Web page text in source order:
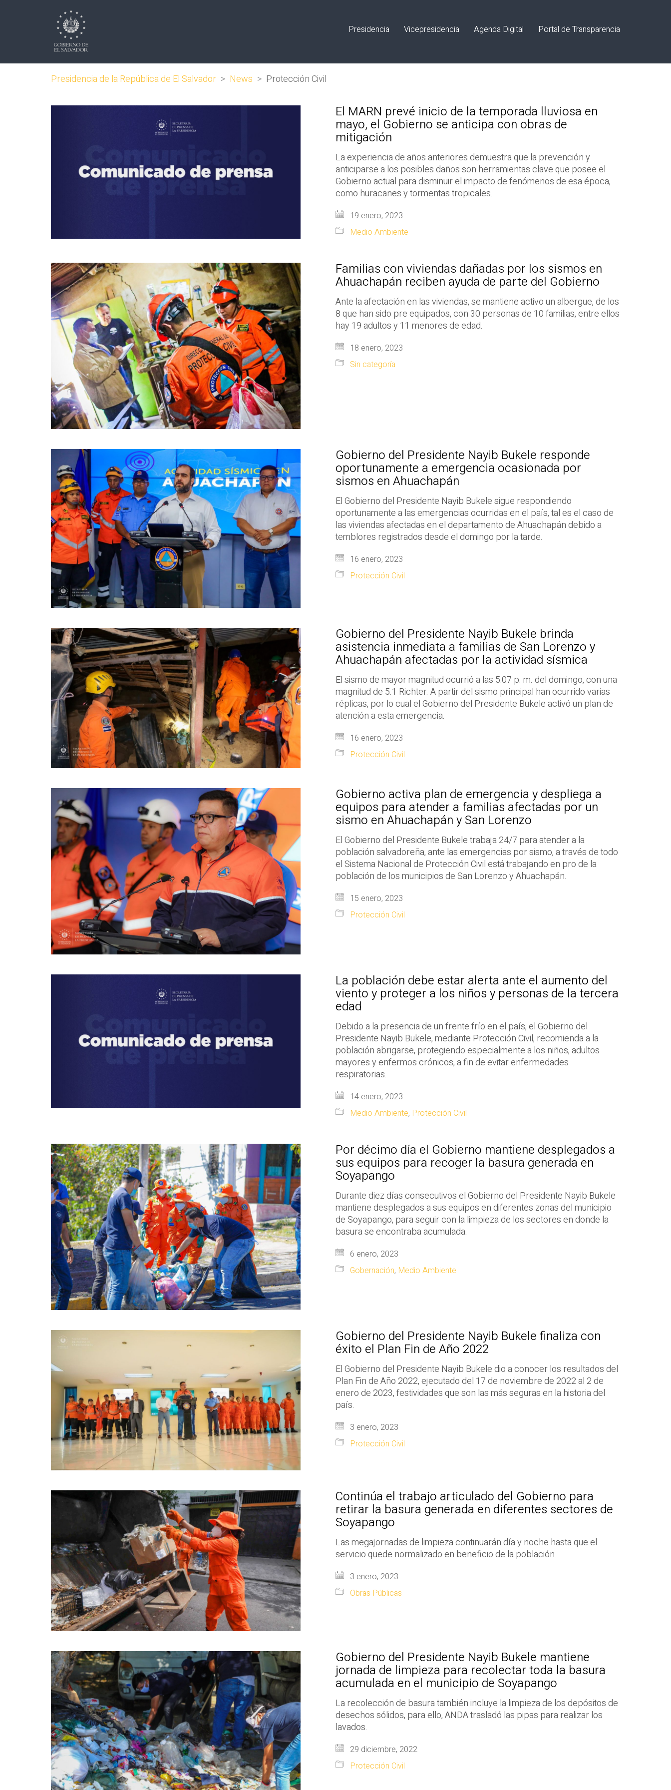
Presidencia Vicepresidencia Agenda Digital Portal de Transparencia
Presidencia de la República de El Salvador > News > Protección Civil
El MARN prevé inicio de la temporada lluviosa en
mayo, el Gobierno se anticipa con obras de
mitigación
La experiencia de años anteriores demuestra que la prevención y
anticiparse a los posibles daños son herramientas clave que posee el
Gobierno actual para disminuir el impacto de fenómenos de esa época,
como huracanes y tormentas tropicales.
19 enero, 2023
Medio Ambiente
Familias con viviendas dañadas por los sismos en
Ahuachapán reciben ayuda de parte del Gobierno
Ante la afectación en las viviendas, se mantiene activo un albergue, de los
8 que han sido pre equipados, con 30 personas de 10 familias, entre ellos
hay 19 adultos y 11 menores de edad.
18 enero, 2023
Sin categoría
Gobierno del Presidente Nayib Bukele responde
oportunamente a emergencia ocasionada por
sismos en Ahuachapán
El Gobierno del Presidente Nayib Bukele sigue respondiendo
oportunamente a las emergencias ocurridas en el país, tal es el caso de
las viviendas afectadas en el departamento de Ahuachapán debido a
temblores registrados desde el domingo por la tarde.
16 enero, 2023
Protección Civil
Gobierno del Presidente Nayib Bukele brinda
asistencia inmediata a familias de San Lorenzo y
Ahuachapán afectadas por la actividad sísmica
El sismo de mayor magnitud ocurrió a las 5:07 p. m. del domingo, con una
magnitud de 5.1 Richter. A partir del sismo principal han ocurrido varias
réplicas, por lo cual el Gobierno del Presidente Bukele activó un plan de
atención a esta emergencia.
16 enero, 2023
Protección Civil
Gobierno activa plan de emergencia y despliega a
equipos para atender a familias afectadas por un
sismo en Ahuachapán y San Lorenzo
El Gobierno del Presidente Bukele trabaja 24/7 para atender a la
población salvadoreña, ante las emergencias por sismo, a través de todo
el Sistema Nacional de Protección Civil está trabajando en pro de la
población de los municipios de San Lorenzo y Ahuachapán.
15 enero, 2023
Protección Civil
La población debe estar alerta ante el aumento del
viento y proteger a los niños y personas de la tercera
edad
Debido a la presencia de un frente frío en el país, el Gobierno del
Presidente Nayib Bukele, mediante Protección Civil, recomienda a la
población abrigarse, protegiendo especialmente a los niños, adultos
mayores y enfermos crónicos, a fin de evitar enfermedades
respiratorias.
14 enero, 2023
Medio Ambiente, Protección Civil
Por décimo día el Gobierno mantiene desplegados a
sus equipos para recoger la basura generada en
Soyapango
Durante diez días consecutivos el Gobierno del Presidente Nayib Bukele
mantiene desplegados a sus equipos en diferentes zonas del municipio
de Soyapango, para seguir con la limpieza de los sectores en donde la
basura se encontraba acumulada.
6 enero, 2023
Gobernación, Medio Ambiente
Gobierno del Presidente Nayib Bukele finaliza con
éxito el Plan Fin de Año 2022
El Gobierno del Presidente Nayib Bukele dio a conocer los resultados del
Plan Fin de Año 2022, ejecutado del 17 de noviembre de 2022 al 2 de
enero de 2023, festividades que son las más seguras en la historia del
país.
3 enero, 2023
Protección Civil
Continúa el trabajo articulado del Gobierno para
retirar la basura generada en diferentes sectores de
Soyapango
Las megajornadas de limpieza continuarán día y noche hasta que el
servicio quede normalizado en beneficio de la población.
3 enero, 2023
Obras Públicas
Gobierno del Presidente Nayib Bukele mantiene
jornada de limpieza para recolectar toda la basura
acumulada en el municipio de Soyapango
La recolección de basura también incluye la limpieza de los depósitos de
desechos sólidos, para ello, ANDA trasladó las pipas para realizar los
lavados.
29 diciembre, 2022
Protección Civil